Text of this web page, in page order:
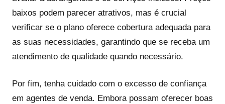
baixos podem parecer atrativos, mas é crucial
verificar se o plano oferece cobertura adequada para
as suas necessidades, garantindo que se receba um
atendimento de qualidade quando necessário.
Por fim, tenha cuidado com o excesso de confiança
em agentes de venda. Embora possam oferecer boas